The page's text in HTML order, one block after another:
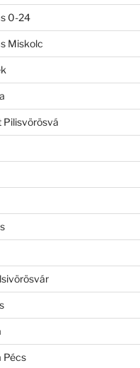
0-24
Miskolc
Pilisvörösvá
Pécs